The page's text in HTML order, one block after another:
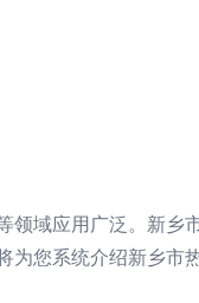
域应用广泛。新乡
您系统介绍新乡市